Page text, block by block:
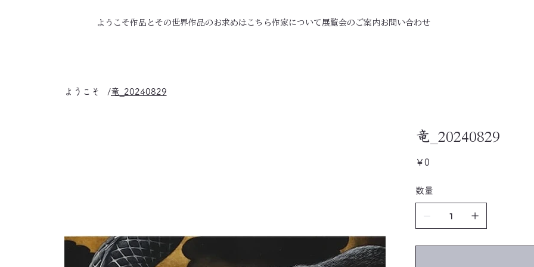
ようこそ作品とその世界作品のお求めはこちら作家について 展覧会のご案内 お問い合わせ
ようこそ /竜_20240829
竜_20240829
格
￥0
数量